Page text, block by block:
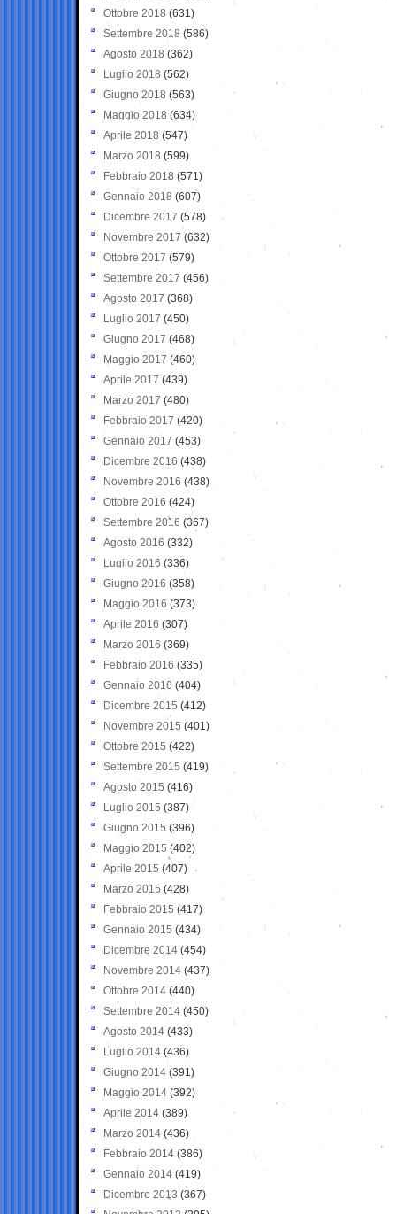
Ottobre 2018 (631)
Settembre 2018 (586)
Agosto 2018 (362)
Luglio 2018 (562)
Giugno 2018 (563)
Maggio 2018 (634)
Aprile 2018 (547)
Marzo 2018 (599)
Febbraio 2018 (571)
Gennaio 2018 (607)
Dicembre 2017 (578)
Novembre 2017 (632)
Ottobre 2017 (579)
Settembre 2017 (456)
Agosto 2017 (368)
Luglio 2017 (450)
Giugno 2017 (468)
Maggio 2017 (460)
Aprile 2017 (439)
Marzo 2017 (480)
Febbraio 2017 (420)
Gennaio 2017 (453)
Dicembre 2016 (438)
Novembre 2016 (438)
Ottobre 2016 (424)
Settembre 2016 (367)
Agosto 2016 (332)
Luglio 2016 (336)
Giugno 2016 (358)
Maggio 2016 (373)
Aprile 2016 (307)
Marzo 2016 (369)
Febbraio 2016 (335)
Gennaio 2016 (404)
Dicembre 2015 (412)
Novembre 2015 (401)
Ottobre 2015 (422)
Settembre 2015 (419)
Agosto 2015 (416)
Luglio 2015 (387)
Giugno 2015 (396)
Maggio 2015 (402)
Aprile 2015 (407)
Marzo 2015 (428)
Febbraio 2015 (417)
Gennaio 2015 (434)
Dicembre 2014 (454)
Novembre 2014 (437)
Ottobre 2014 (440)
Settembre 2014 (450)
Agosto 2014 (433)
Luglio 2014 (436)
Giugno 2014 (391)
Maggio 2014 (392)
Aprile 2014 (389)
Marzo 2014 (436)
Febbraio 2014 (386)
Gennaio 2014 (419)
Dicembre 2013 (367)